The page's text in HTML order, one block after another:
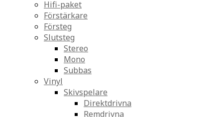
Hifi-paket
Förstärkare
Försteg
Slutsteg
Stereo
Mono
Subbas
Vinyl
Skivspelare
Direktdrivna
Remdrivna